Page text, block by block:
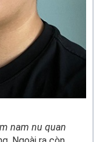
nam nu quan